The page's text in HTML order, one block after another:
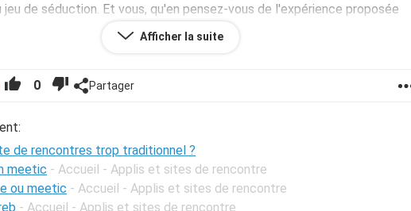
jeu de séduction. Et vous, qu'en pensez-vous de l'expérience proposée
Afficher la suite
0 Partager
de rencontres trop traditionnel ?
meetic - Accueil - Applis et sites de rencontre
ou meetic - Accueil - Applis et sites de rencontre
- Accueil - Applis et sites de rencontre